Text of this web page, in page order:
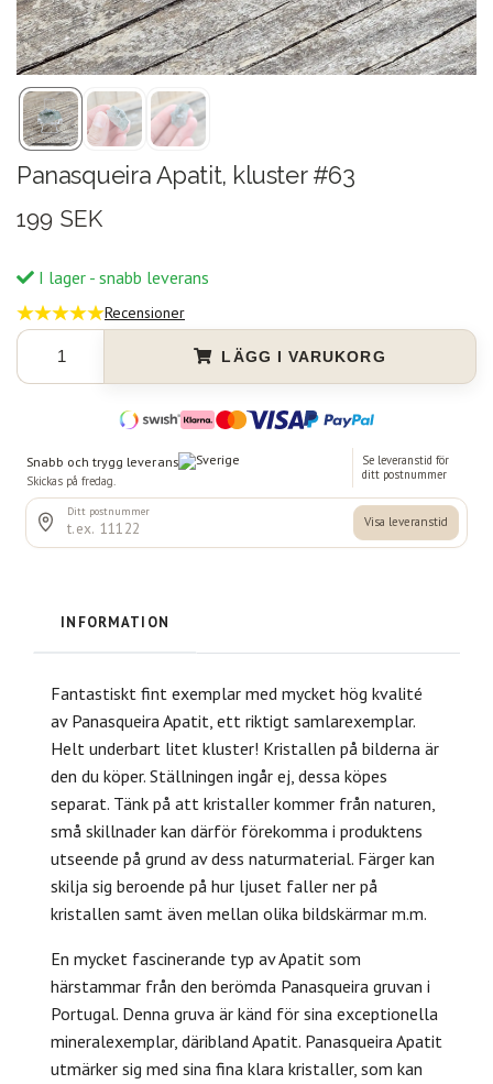
Panasqueira Apatit, kluster #63
199 SEK
I lager - snabb leverans
Recensioner
LÄGG I VARUKORG
INFORMATION
Fantastiskt fint exemplar med mycket hög kvalité
av Panasqueira Apatit, ett riktigt samlarexemplar.
Helt underbart litet kluster! Kristallen på bilderna är
den du köper. Ställningen ingår ej, dessa köpes
separat. Tänk på att kristaller kommer från naturen,
små skillnader kan därför förekomma i produktens
utseende på grund av dess naturmaterial. Färger kan
skilja sig beroende på hur ljuset faller ner på
kristallen samt även mellan olika bildskärmar m.m.
En mycket fascinerande typ av Apatit som
härstammar från den berömda Panasqueira gruvan i
Portugal. Denna gruva är känd för sina exceptionella
mineralexemplar, däribland Apatit. Panasqueira Apatit
utmärker sig med sina fina klara kristaller, som kan